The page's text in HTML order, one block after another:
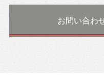
お問い合わ